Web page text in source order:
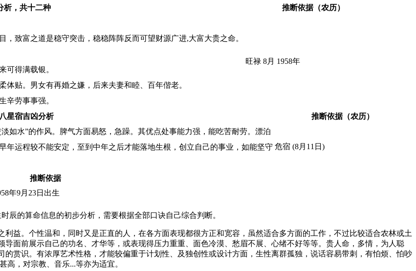
析，共十二种
推断依据（农历）
致富之道是稳守突击，稳稳阵阵反而可望财源广进,大富大贵之命。
可得满载银。
贴。男女有再婚之嫌，后来夫妻和睦、百年偕老。
辛劳事事强。
旺禄 8月 1958年
星宿吉凶分析
推断依据（农历）
如水”的作风。脾气方面易怒，急躁。其优点处事能力强，能吃苦耐劳。漂泊
运程较不能安定，至到中年之后才能落地生根，创立自己的事业，如能坚守 危宿 (8月11日)
推断依据
年9月23日出生
辰的算命信息的初步分析，需要根据全部口诀自己综合判断。
益。个性温和，同时又是正直的人，在各方面表现都很方正和宽容，虽然适合多方面的工作，不过比较适合农林或土
面前展示自己的功名、才华等，或表现得压力重重、面色冷漠、愁眉不展、心绪不好等等。贵人命，多情，为人聪
赏识。有浓厚艺术性格，才能较偏重于计划性、及独创性或设计方面，生性离群孤独，说话容易带刺，有怕烦、怕吵
高，对宗教、音乐...等亦为适宜。